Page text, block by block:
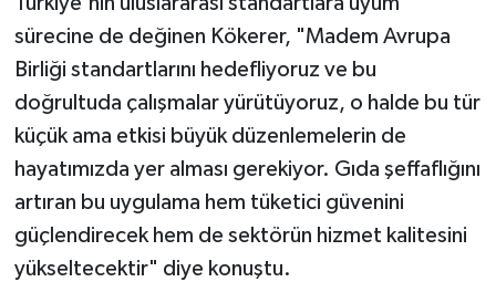
sürecine de değinen Kökerer, "Madem Avrupa
Birliği standartlarını hedefliyoruz ve bu
doğrultuda çalışmalar yürütüyoruz, o halde bu tür
küçük ama etkisi büyük düzenlemelerin de
hayatımızda yer alması gerekiyor. Gıda şeffaflığını
artıran bu uygulama hem tüketici güvenini
güçlendirecek hem de sektörün hizmet kalitesini
yükseltecektir" diye konuştu.